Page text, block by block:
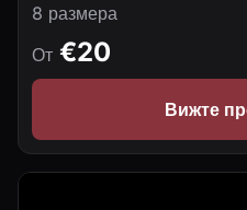
8 размера
От €20
Вижте